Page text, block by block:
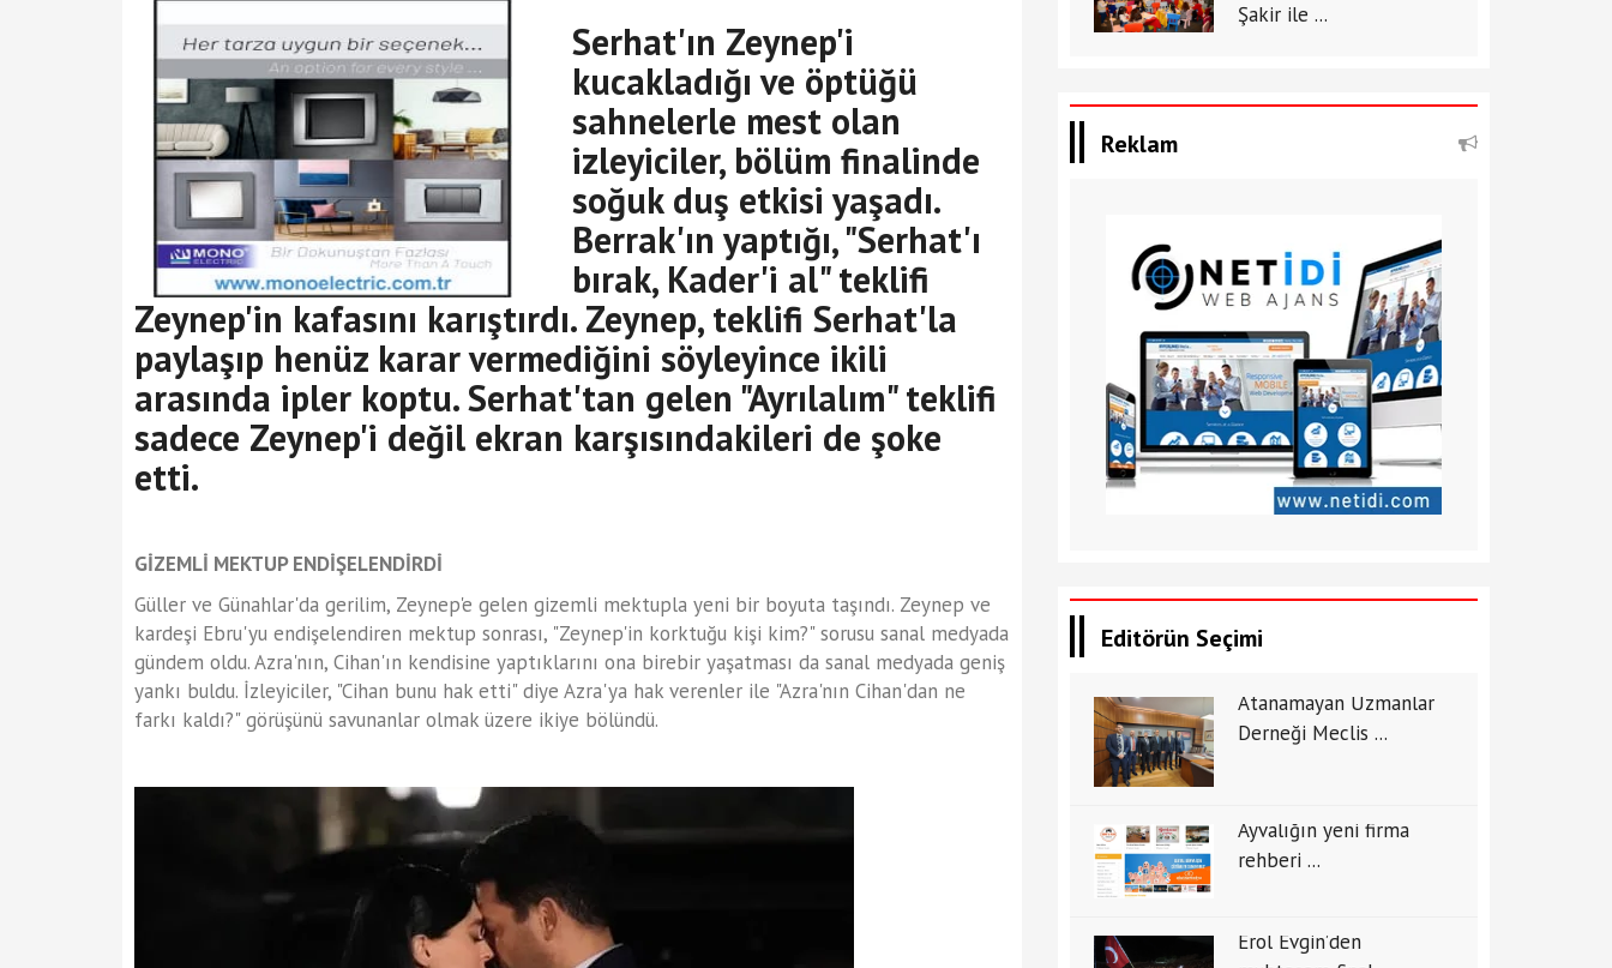
Serhat'ın Zeynep'i
kucakladığı ve öptüğü
sahnelerle mest olan
izleyiciler, bölüm finalinde
soğuk duş etkisi yaşadı.
Berrak'ın yaptığı, "Serhat'ı
bırak, Kader'i al" teklifi
Zeynep'in kafasını karıştırdı. Zeynep, teklifi Serhat'la
paylaşıp henüz karar vermediğini söyleyince ikili
arasında ipler koptu. Serhat'tan gelen "Ayrılalım" teklifi
sadece Zeynep'i değil ekran karşısındakileri de şoke
etti.
GİZEMLİ MEKTUP ENDİŞELENDİRDİ
Güller ve Günahlar'da gerilim, Zeynep'e gelen gizemli mektupla yeni bir boyuta taşındı. Zeynep ve
kardeşi Ebru'yu endişelendiren mektup sonrası, "Zeynep'in korktuğu kişi kim?" sorusu sanal medyada
gündem oldu. Azra'nın, Cihan'ın kendisine yaptıklarını ona birebir yaşatması da sanal medyada geniş
yankı buldu. İzleyiciler, "Cihan bunu hak etti" diye Azra'ya hak verenler ile "Azra'nın Cihan'dan ne
farkı kaldı?" görüşünü savunanlar olmak üzere ikiye bölündü.
Şakir ile ...
Reklam
Editörün Seçimi
Atanamayan Uzmanlar
Derneği Meclis ...
Ayvalığın yeni firma
rehberi ...
Erol Evgin’den